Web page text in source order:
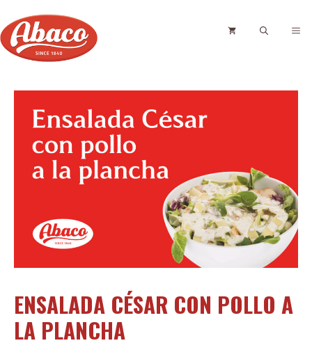
al
contenido
ENSALADA CÉSAR CON POLLO A
LA PLANCHA